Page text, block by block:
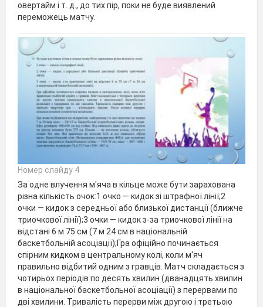
овертайм і т. д., до тих пір, поки не буде виявлений
переможець матчу.
Номер слайду 4
За одне влучення м'яча в кільце може бути зарахована
різна кількість очок:1 очко — кидок зі штрафної лінії;2
очки — кидок з середньої або близької дистанції (ближче
триочкової лінії);3 очки — кидок з-за триочкової лінії на
відстані 6 м 75 см (7 м 24 см в національній
баскетбольній асоціації);Гра офіційно починається
спірним кидком в центральному колі, коли м'яч
правильно відбитий одним з гравців. Матч складається з
чотирьох періодів по десять хвилин (дванадцять хвилин
в національної баскетбольної асоціації) з перервами по
дві хвилини. Тривалість перерви між другою і третьою